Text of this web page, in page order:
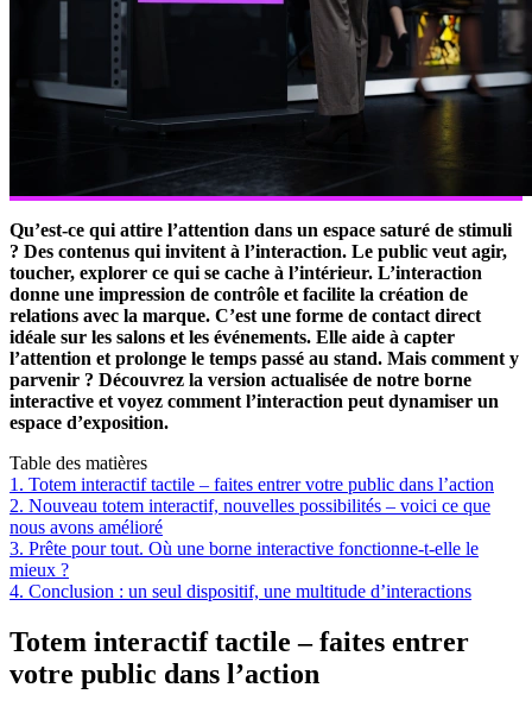
Qu’est-ce qui attire l’attention dans un espace saturé de stimuli
? Des contenus qui invitent à l’interaction. Le public veut agir,
toucher, explorer ce qui se cache à l’intérieur. L’interaction
donne une impression de contrôle et facilite la création de
relations avec la marque. C’est une forme de contact direct
idéale sur les salons et les événements. Elle aide à capter
l’attention et prolonge le temps passé au stand. Mais comment y
parvenir ? Découvrez la version actualisée de notre borne
interactive et voyez comment l’interaction peut dynamiser un
espace d’exposition.
Table des matières
1. Totem interactif tactile – faites entrer votre public dans l’action
2. Nouveau totem interactif, nouvelles possibilités – voici ce que
nous avons amélioré
3. Prête pour tout. Où une borne interactive fonctionne-t-elle le
mieux ?
4. Conclusion : un seul dispositif, une multitude d’interactions
Totem interactif tactile – faites entrer
votre public dans l’action